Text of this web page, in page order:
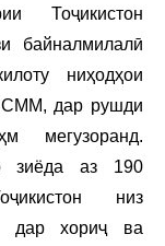
Тоҷикистон
байналмилалӣ
ниҳодҳои
СММ, дар рушди
мегузоранд.
зиёда аз 190
низ
дар хориҷ ва